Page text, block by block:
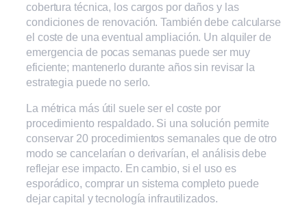
cobertura técnica, los cargos por daños y las
condiciones de renovación. También debe calcularse
el coste de una eventual ampliación. Un alquiler de
emergencia de pocas semanas puede ser muy
eficiente; mantenerlo durante años sin revisar la
estrategia puede no serlo.
La métrica más útil suele ser el coste por
procedimiento respaldado. Si una solución permite
conservar 20 procedimientos semanales que de otro
modo se cancelarían o derivarían, el análisis debe
reflejar ese impacto. En cambio, si el uso es
esporádico, comprar un sistema completo puede
dejar capital y tecnología infrautilizados.